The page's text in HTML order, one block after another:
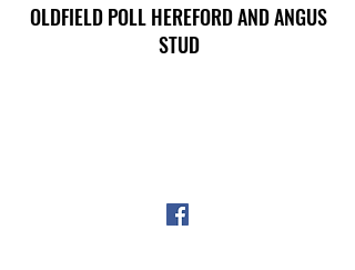
OLDFIELD POLL HEREFORD AND ANGUS
STUD